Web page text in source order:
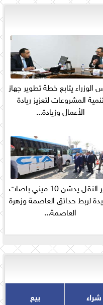
الوزراء يتابع خطة تطوير جهاز
المشروعات لتعزيز ريادة
الأعمال وزيادة...
وزير النقل يدشن 10 ميني باصات
لربط حدائق العاصمة وزهرة
العاصمة...
شراء بيع